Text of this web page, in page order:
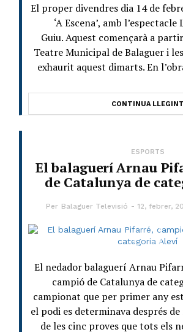
El proper divendres dia 14 de
‘A Escena’, amb
Guiu. Aquest començarà a
Teatre Municipal de Balaguer i
exhaurit aquest dimarts. En
CONTINUA LLEGINT
ESPORTS
El balaguerí Arnau
de Catalunya de
Per Balaguer Televisió 12, febrer,
El nedador balaguerí Arnau
campió de Catalunya de
campionat que per primer any
el podi es determinava després
de les cinc proves que tots els